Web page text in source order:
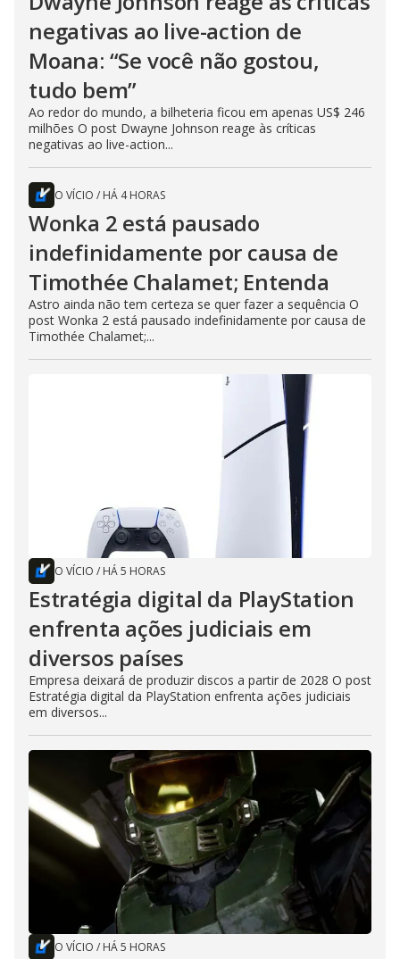
negativas ao live-action de
Moana: “Se você não gostou,
tudo bem”
Ao redor do mundo, a bilheteria ficou em apenas US$ 246
milhões O post Dwayne Johnson reage às críticas
negativas ao live-action...
O VÍCIO / HÁ 4 HORAS
Wonka 2 está pausado
indefinidamente por causa de
Timothée Chalamet; Entenda
Astro ainda não tem certeza se quer fazer a sequência O
post Wonka 2 está pausado indefinidamente por causa de
Timothée Chalamet;...
O VÍCIO / HÁ 5 HORAS
Estratégia digital da PlayStation
enfrenta ações judiciais em
diversos países
Empresa deixará de produzir discos a partir de 2028 O post
Estratégia digital da PlayStation enfrenta ações judiciais
em diversos...
O VÍCIO / HÁ 5 HORAS